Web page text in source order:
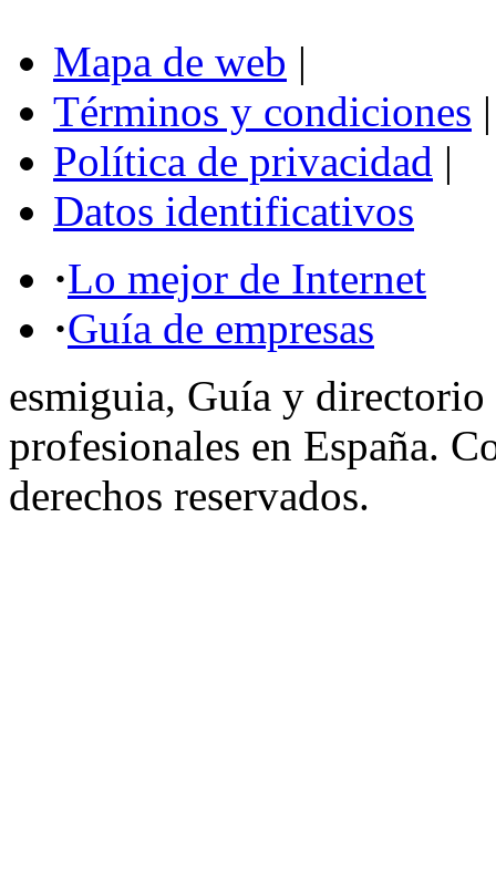
Mapa de web |
Términos y condiciones |
Política de privacidad |
Datos identificativos
·Lo mejor de Internet
·Guía de empresas
esmiguia, Guía y directorio
profesionales en España.
derechos reservados.